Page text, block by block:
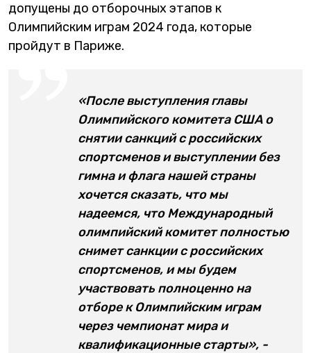
допущены до отборочных этапов к
Олимпийским играм 2024 года, которые
пройдут в Париже.
«После выступления главы
Олимпийского комитета США о
снятии санкций с российских
спортсменов и выступлении без
гимна и флага нашей страны
хочется сказать, что мы
надеемся, что Международный
олимпийский комитет полностью
снимет санкции с российских
спортсменов, и мы будем
участвовать полноценно на
отборе к Олимпийским играм
через чемпионат мира и
квалификационные старты», -